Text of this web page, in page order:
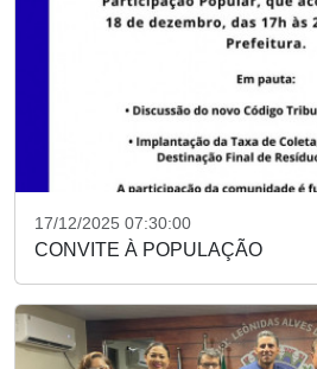
17/12/2025 07:30:00
CONVITE À POPULAÇÃO